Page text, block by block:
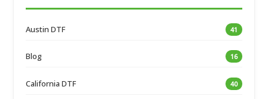
Austin DTF 41
Blog 16
California DTF 40